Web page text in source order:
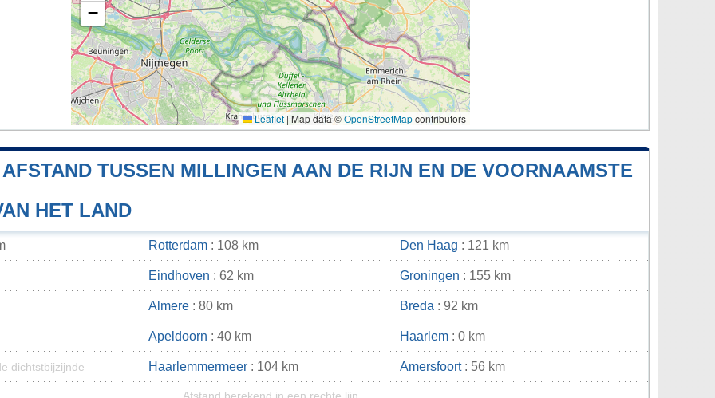
−
Leaflet | Map data ©OpenStreetMapcontributors
TUSSEN MILLINGEN AAN DE RIJN EN DE VOORNAAMSTE
HET LAND
Rotterdam : 108 km Den Haag : 121 km
Eindhoven : 62 km Groningen : 155 km
Almere : 80 km Breda : 92 km
Apeldoorn : 40 km Haarlem : 0 km
dichtstbijzijnde Haarlemmermeer : 104 km Amersfoort: 56 km